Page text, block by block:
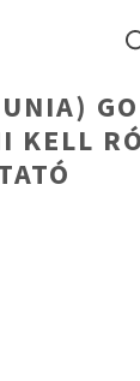
KELL